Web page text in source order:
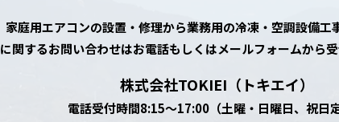
家庭用エアコンの設置・修理から業務用の冷凍・空調設備工
に関するお問い合わせはお電話もしくはメールフォームから受
株式会社TOKIEI（トキエイ）
電話受付時間8:15～17:00（土曜・日曜日、祝日定